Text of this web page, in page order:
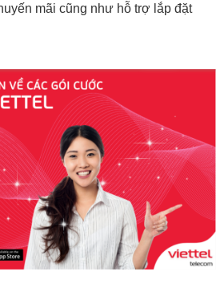
mãi cũng như hỗ trợ lắp đặt